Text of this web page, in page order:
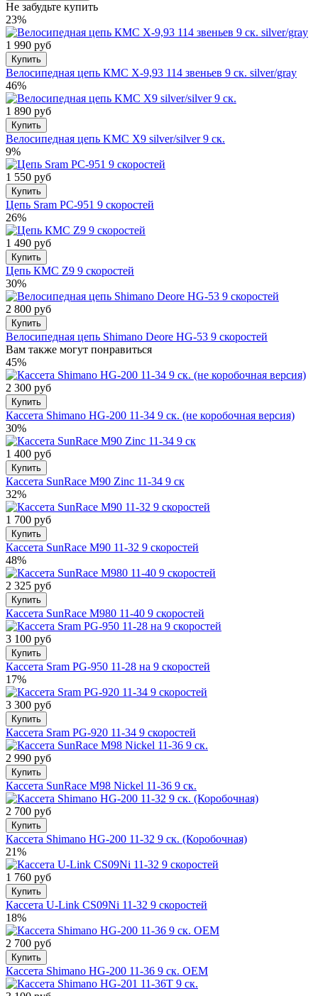
Не забудьте купить
23%
1 990 руб
Купить
Велосипедная цепь КМС X-9,93 114 звеньев 9 ск. silver/gray
46%
1 890 руб
Купить
Велосипедная цепь KMC X9 silver/silver 9 ск.
9%
1 550 руб
Купить
Цепь Sram PC-951 9 скоростей
26%
1 490 руб
Купить
Цепь КМС Z9 9 скоростей
30%
2 800 руб
Купить
Велосипедная цепь Shimano Deore HG-53 9 скоростей
Вам также могут понравиться
45%
2 300 руб
Купить
Кассета Shimano HG-200 11-34 9 ск. (не коробочная версия)
30%
1 400 руб
Купить
Кассета SunRace M90 Zinc 11-34 9 ск
32%
1 700 руб
Купить
Кассета SunRace M90 11-32 9 скоростей
48%
2 325 руб
Купить
Кассета SunRace M980 11-40 9 скоростей
3 100 руб
Купить
Кассета Sram PG-950 11-28 на 9 скоростей
17%
3 300 руб
Купить
Кассета Sram PG-920 11-34 9 скоростей
2 990 руб
Купить
Кассета SunRace M98 Nickel 11-36 9 ск.
2 700 руб
Купить
Кассета Shimano HG-200 11-32 9 ск. (Коробочная)
21%
1 760 руб
Купить
Кассета U-Link CS09Ni 11-32 9 скоростей
18%
2 700 руб
Купить
Кассета Shimano HG-200 11-36 9 ск. OEM